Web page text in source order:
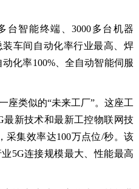
台智能终端、3000多台机器
车间自动化率行业最高、焊
化率100%、全自动智能伺服
座类似的“未来工厂”。这座工
最新技术和最新工控物联网技
采集效率达100万点位/秒。该
5G连接规模最大、性能最高